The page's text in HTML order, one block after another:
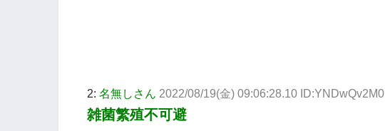
2: 名無しさん 2022/08/19(金) 09:06:28.10 ID:YNDwQv2M0
雑菌繁殖不可避